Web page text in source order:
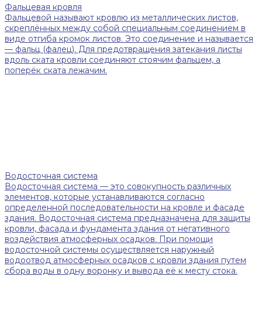
Фальцевая кровля
Фальцевой называют кровлю из металлических листов,
скреплённых между собой специальным соединением в
виде отгиба кромок листов. Это соединение и называется
— фальц (фалец). Для предотвращения затекания листы
вдоль ската кровли соединяют стоячим фальцем, а
поперёк ската лежачим.
Водосточная система
Водосточная система — это совокупность различных
элементов, которые устанавливаются согласно
определенной последовательности на кровле и фасаде
здания. Водосточная система предназначена для защиты
кровли, фасада и фундамента здания от негативного
воздействия атмосферных осадков. При помощи
водосточной системы осуществляется наружный
водоотвод атмосферных осадков с кровли здания путем
сбора воды в одну воронку и вывода её к месту стока.